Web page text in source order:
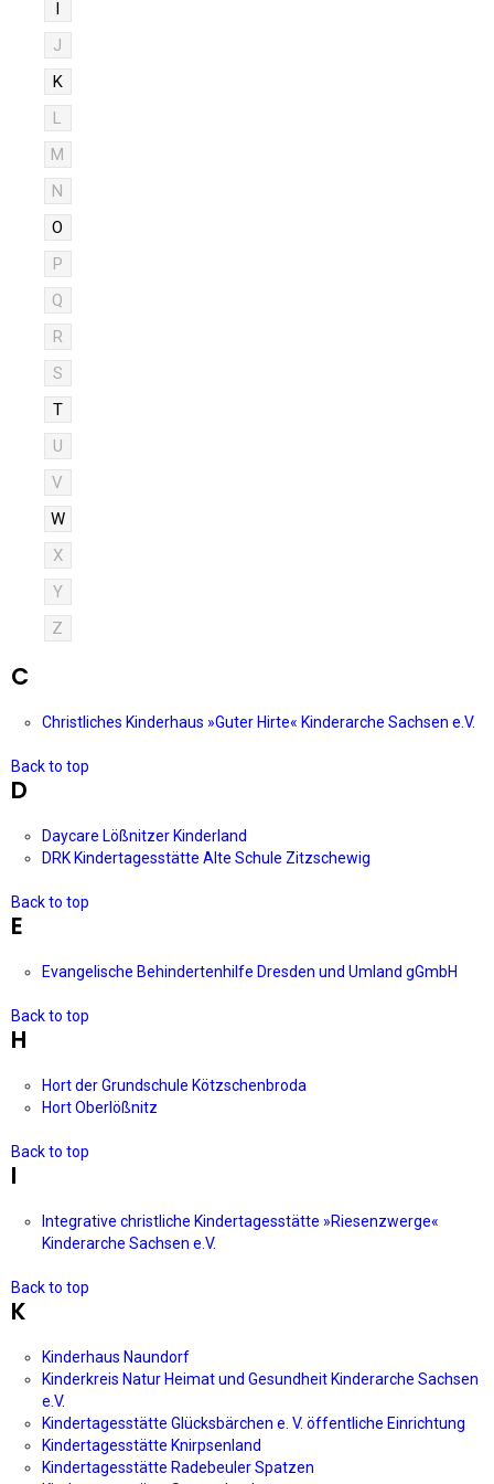
I
J
K
L
M
N
O
P
Q
R
S
T
U
V
W
X
Y
Z
C
Christliches Kinderhaus »Guter Hirte« Kinderarche Sachsen e.V.
Back to top
D
Daycare Lößnitzer Kinderland
DRK Kindertagesstätte Alte Schule Zitzschewig
Back to top
E
Evangelische Behindertenhilfe Dresden und Umland gGmbH
Back to top
H
Hort der Grundschule Kötzschenbroda
Hort Oberlößnitz
Back to top
I
Integrative christliche Kindertagesstätte »Riesenzwerge«
Kinderarche Sachsen e.V.
Back to top
K
Kinderhaus Naundorf
Kinderkreis Natur Heimat und Gesundheit Kinderarche Sachsen
e.V.
Kindertagesstätte Glücksbärchen e. V. öffentliche Einrichtung
Kindertagesstätte Knirpsenland
Kindertagesstätte Radebeuler Spatzen